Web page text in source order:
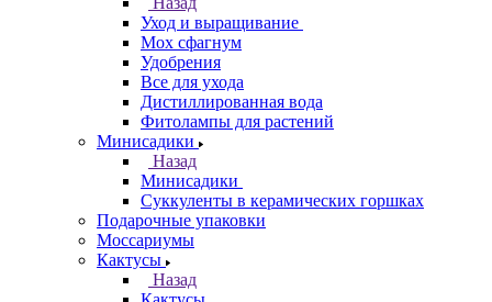
Уход и выращивание
Мох сфагнум
Удобрения
Все для ухода
Дистиллированная вода
Фитолампы для растений
Минисадики
Назад
Минисадики
Суккуленты в керамических горшках
Подарочные упаковки
Моссариумы
Кактусы
Назад